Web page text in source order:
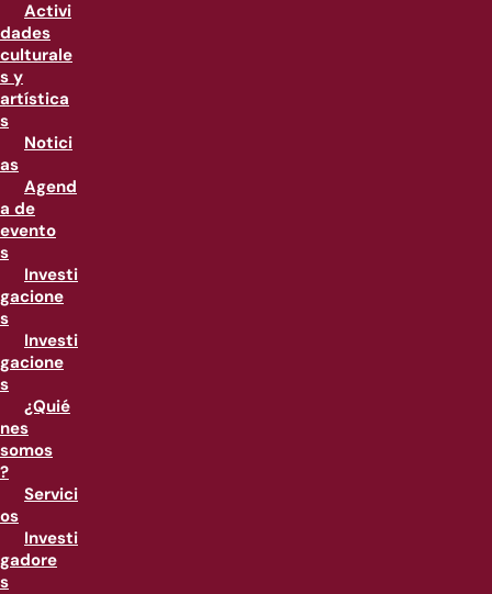
Activi
dades
culturale
s y
artística
s
Notici
as
Agend
a de
evento
s
Investi
gacione
s
Investi
gacione
s
¿Quié
nes
somos
?
Servici
os
Investi
gadore
s